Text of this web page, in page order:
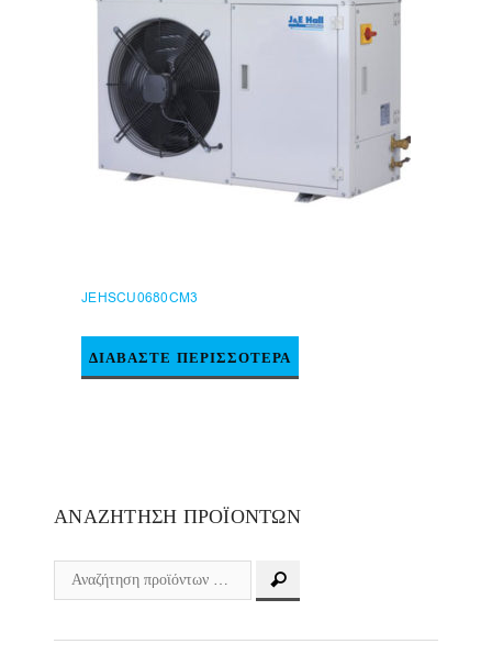
JEHSCU0680CM3
ΔΙΑΒΆΣΤΕ ΠΕΡΙΣΣΌΤΕΡΑ
ΑΝΑΖΉΤΗΣΗ ΠΡΟΪΌΝΤΩΝ